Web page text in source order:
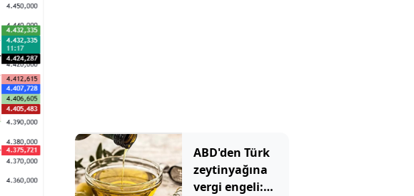
ABD'den Türk
zeytinyağına
vergi engeli: